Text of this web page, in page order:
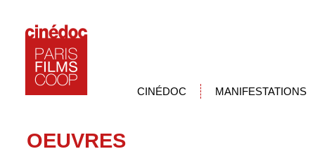
CINÉDOC MANIFESTATIONS
OEUVRES